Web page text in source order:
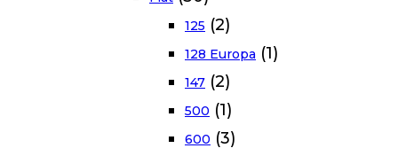
125 (2)
128 Europa (1)
147 (2)
500 (1)
600 (3)